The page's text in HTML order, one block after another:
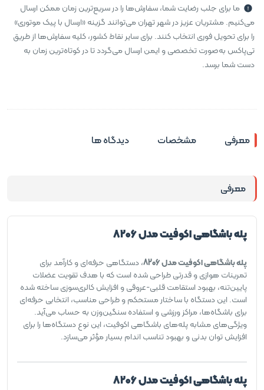
ما برای جلب رضایت شما، سفارش‌ها را در سریع‌ترین زمان ممکن ارسال
می‌کنیم. مشتریان عزیز در شهر تهران می‌توانند گزینه «ارسال با پیک موتوری»
را برای تحویل فوری انتخاب کنند. برای سایر نقاط کشور، کلیه سفارش‌ها از طریق
تی‌پاکس به‌صورت تخصصی و ایمن ارسال می‌گردد تا در کوتاه‌ترین زمان به
دست شما برسد.
معرفی مشخصات دیدگاه ها
معرفی
پله باشگاهی اکوفیت مدل 8206
پله باشگاهی اکوفیت مدل 8206
، دستگاهی حرفه‌ای و کارآمد برای
تمرینات هوازی و قدرتی طراحی شده است که با هدف تقویت عضلات
پایین‌تنه، بهبود استقامت قلبی-عروقی و افزایش کالری‌سوزی ساخته شده
است. این دستگاه با ساختار مستحکم و طراحی مناسب، انتخابی حرفه‌ای
برای باشگاه‌ها، مراکز ورزشی و استفاده سنگین‌وزن به حساب می‌آید.
ویژگی‌های مشابه پله‌های باشگاهی اکوفیت، این نوع دستگاه‌ها را برای
افزایش توان بدنی و بهبود تناسب اندام بسیار مؤثر می‌سازد.
پله باشگاهی اکوفیت مدل 8206